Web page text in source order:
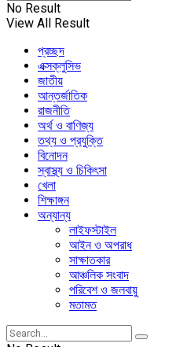
No Result
View All Result
প্রচ্ছদ
এক্সক্লুসিভ
জাতীয়
আন্তর্জাতিক
রাজনীতি
অর্থ ও বাণিজ্য
তথ্য ও প্রযুক্তি
বিনোদন
স্বাস্থ্য ও চিকিৎসা
খেলা
শিক্ষাঙ্গন
অন্যান্য
লাইফস্টাইল
আইন ও অপরাধ
সাক্ষাতকার
আঞ্চলিক সংবাদ
পরিবেশ ও জলবায়ু
মতামত